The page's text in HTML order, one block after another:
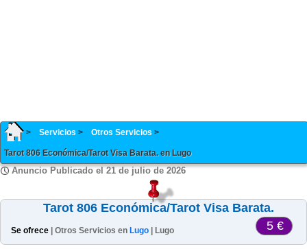
Servicios Otros Servicios
Tarot 806 Económica/Tarot Visa Barata. en Lugo
Anuncio Publicado el 21 de julio de 2026
Tarot 806 Económica/Tarot Visa Barata.
Se ofrece | Otros Servicios en Lugo | Lugo 5 €